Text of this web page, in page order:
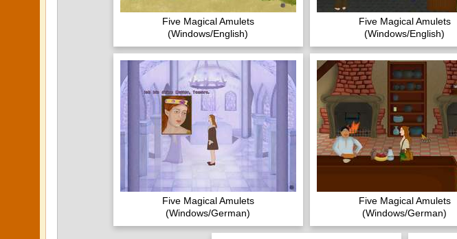
Five Magical Amulets
(Windows/English)
Five Magical Amulets
(Windows/English)
Five Magical Amulets
(Windows/German)
Five Magical Amulets
(Windows/German)